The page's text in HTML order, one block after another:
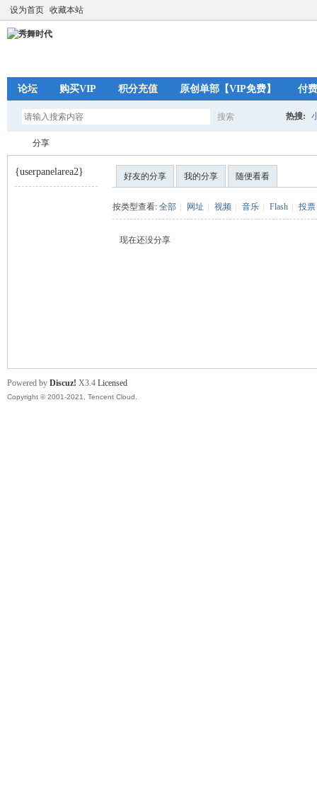
设为首页 收藏本站
论坛 购买VIP 积分充值 原创单部【VIP免费】 付
搜索 热搜:
分享
{userpanelarea2} 好友的分享 我的分享 随便看看
按类型查看: 全部 网址 视频 音乐 Flash 投票
现在还没分享
Powered by Discuz! X3.4 Licensed
Copyright © 2001-2021, Tencent Cloud.